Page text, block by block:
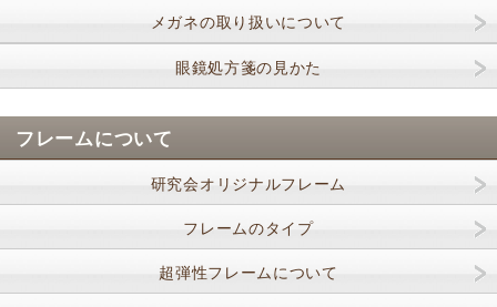
メガネの取り扱いについて
眼鏡処方箋の見かた
フレームについて
研究会オリジナルフレーム
フレームのタイプ
超弾性フレームについて